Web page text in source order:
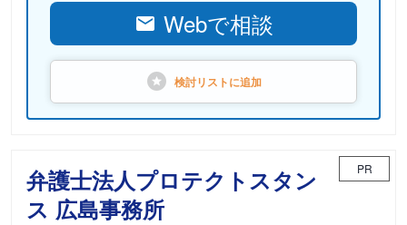
Webで相談
検討リストに追加
弁護士法人プロテクトスタン
ス 広島事務所
PR